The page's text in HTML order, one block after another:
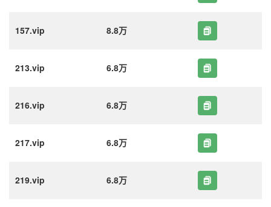
157.vip 8.8万
213.vip 6.8万
216.vip 6.8万
217.vip 6.8万
219.vip 6.8万